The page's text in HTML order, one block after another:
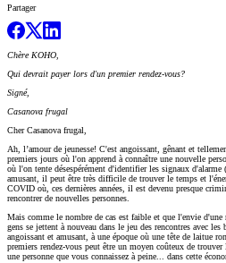
Partager
Chère KOHO,
Qui devrait payer lors d'un premier rendez-vous?
Signé,
Casanova frugal
Cher Casanova frugal,
Ah, l’amour de jeunesse! C'est angoissant, gênant et
premiers jours où l'on apprend à connaître une nouvelle
où l'on tente désespérément d'identifier les signaux
amusant, il peut être très difficile de trouver le temps et
COVID où, ces dernières années, il est devenu presque
rencontrer de nouvelles personnes.
Mais comme le nombre de cas est faible et que l'envie d'une
gens se jettent à nouveau dans le jeu des rencontres avec
angoissant et amusant, à une époque où une tête de laitue
premiers rendez-vous peut être un moyen coûteux de
une personne que vous connaissez à peine... dans cette